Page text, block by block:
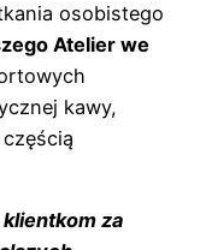
osobistego
Atelier we
kawy,
za